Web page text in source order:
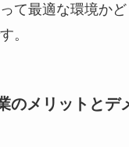
て最適な環境か
。
のメリットとデ